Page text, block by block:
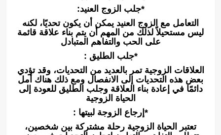
*جلب الزوج العنيد:
التعامل مع الزوج العنيد يمكن أن يكون تحديًا، لكنه
ليس مستحيلاً لذلك من المهم أن يتم بناء علاقة قائمة
على الحب والتفاهم المتبادل
*جلب الطليق :
العلاقات الزوجية تمر بالعديد من التحديات، وقد تؤدي
بعض هذه التحديات إلى الانفصال ومع ذلك هناك أمل
دائمًا في إعادة بناء العلاقة وجلب الطليق للعودة إلى
الحياة الزوجية
*إرجاع الزوجة لبيتها :
تعتبر الحياة الزوجية رحلة مشتركة بين شخصين،